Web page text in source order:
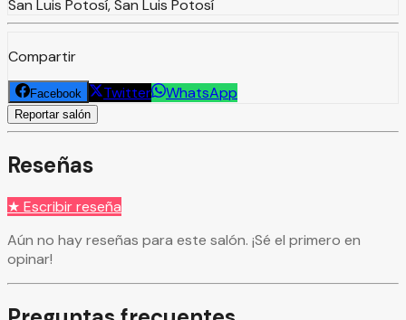
San Luis Potosí, San Luis Potosí
Compartir
Facebook Twitter WhatsApp
Reportar salón
Reseñas
★ Escribir reseña
Aún no hay reseñas para este salón. ¡Sé el primero en
opinar!